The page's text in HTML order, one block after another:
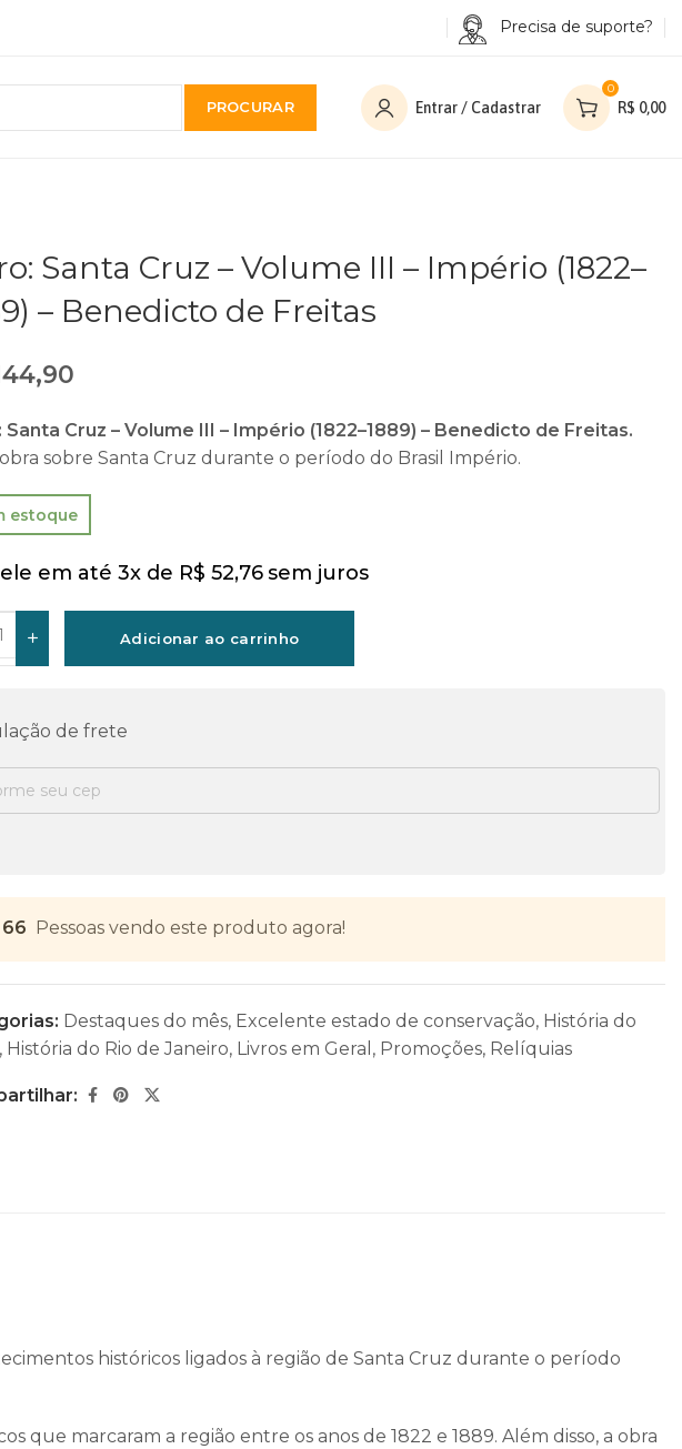
Precisa de suporte?
PROCURAR Entrar / Cadastrar
0
R$ 0,00
Santa Cruz – Volume III – Império (1822–
– Benedicto de Freitas
Santa Cruz – Volume III – Império (1822–1889) – Benedicto de Freitas.
sobre Santa Cruz durante o período do Brasil Império.
estoque
em até 3x de R$ 52,76sem juros
Adicionar ao carrinho
de frete
66 Pessoas vendo este produto agora!
Destaques do mês, Excelente estado de conservação, História do
, História do Rio de Janeiro, Livros em Geral , Promoções, Relíquias
históricos ligados à região de Santa Cruz durante o período
que marcaram a região entre os anos de 1822 e 1889. Além disso, a obra